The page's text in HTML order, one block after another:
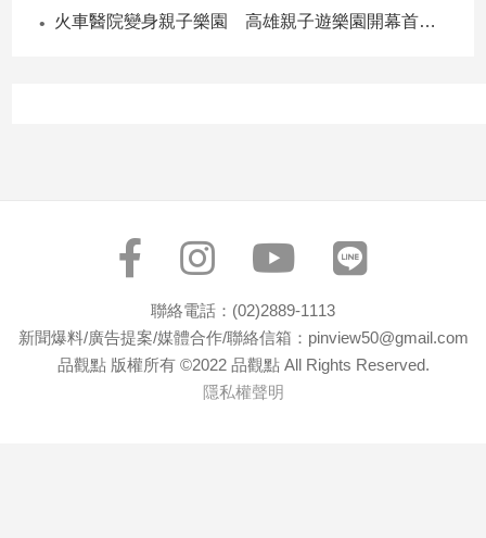
火車醫院變身親子樂園 高雄親子遊樂園開幕首日爆棚
聯絡電話：(02)2889-1113
新聞爆料/廣告提案/媒體合作/聯絡信箱：pinview50@gmail.com
品觀點 版權所有 ©2022 品觀點 All Rights Reserved.
隱私權聲明